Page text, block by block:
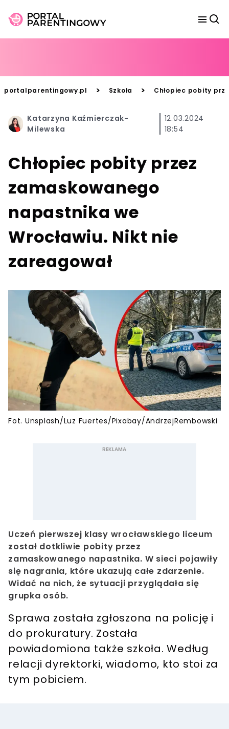
portalparentingowy.pl > Szkoła > Chłopiec pobity
Katarzyna Kaźmierczak-
Milewska
12.03.2024
18:54
Chłopiec pobity przez
zamaskowanego
napastnika we
Wrocławiu. Nikt nie
zareagował
Fot. Unsplash/Luz Fuertes/Pixabay/AndrzejRembowski
Uczeń pierwszej klasy wrocławskiego liceum
został dotkliwie pobity przez
zamaskowanego napastnika. W sieci pojawiły
się nagrania, które ukazują całe zdarzenie.
Widać na nich, że sytuacji przyglądała się
grupka osób.
Sprawa została zgłoszona na policję i
do prokuratury. Została
powiadomiona także szkoła. Według
relacji dyrektorki, wiadomo, kto stoi za
tym pobiciem.